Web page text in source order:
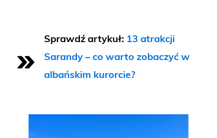
Sprawdź artykuł: 13 atrakcji
Sarandy – co warto zobaczyć w
albańskim kurorcie?